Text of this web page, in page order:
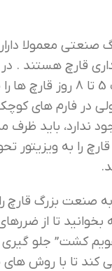
صنعتی معمولا
قارچ هستند .
درست به مدت 5 تا 8 روز
ولی در فارم های
ندارد، باید
را به ویزیتور
صنعت بزرگ قارچ
بخوانید تا از
کشت” جلو گیری
کند تا با روش